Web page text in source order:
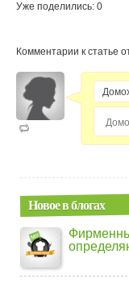
Уже поделились: 0
Комментарии к статье
Новое в блогах